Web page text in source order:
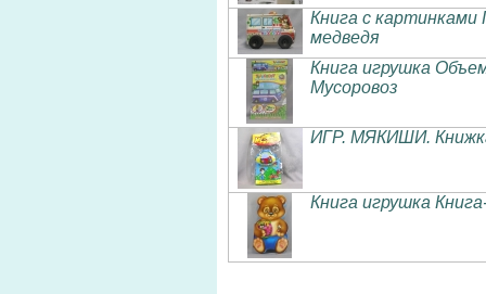
Книга с
медведя
Книга игрушка
Мусоровоз
ИГР. МЯКИШИ.
Книга игрушка